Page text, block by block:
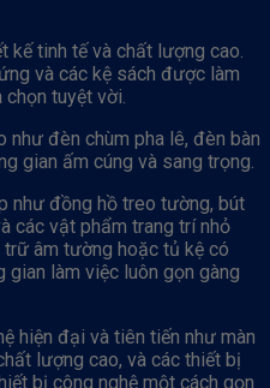
kế tinh tế và chất lượng cao.
và các kệ sách được làm
tuyệt vời.
như đèn chùm pha lê, đèn bàn
gian ấm cúng và sang trọng.
như đồng hồ treo tường, bút
các vật phẩm trang trí nhỏ
trữ âm tường hoặc tủ kệ có
làm việc luôn gọn gàng
hiện đại và tiên tiến như màn
lượng cao, và các thiết bị
bị công nghệ một cách gọn